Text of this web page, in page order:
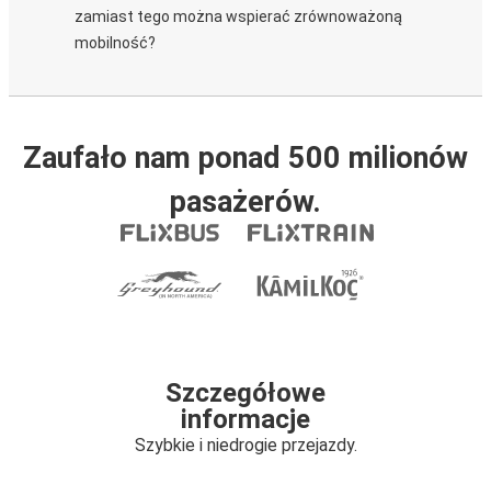
zamiast tego można wspierać zrównoważoną
mobilność?
Zaufało nam ponad 500 milionów
pasażerów.
Szczegółowe
informacje
Szybkie i niedrogie przejazdy.